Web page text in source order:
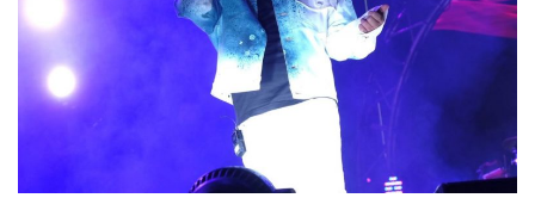
Buscan A Wilber Armando Colmenares Márquez,
Melissa Madero Exige Aclarar Sustento Legal De Las
Washington Enfrenta Una Emergencia Ambiental Por
Avanza Plan Para Construir Estadio De Tritones Vallarta;
Nuevas Concesiones De Taxis En Puerto Vallarta, ¿para
Mueren Cuatro Personas Tras Explosión De Una Pipa En
Bruno Blancas Lleva El Mensaje De La Cuarta
Liberan 180 Crías De Iguana Verde En El Estero El Salado